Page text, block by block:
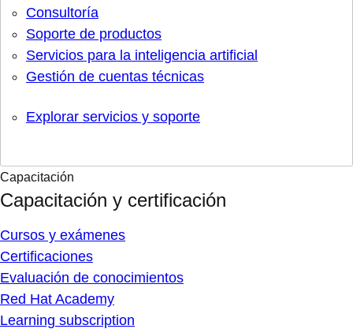
Consultoría
Soporte de productos
Servicios para la inteligencia artificial
Gestión de cuentas técnicas
Explorar servicios y soporte
Capacitación
Capacitación y certificación
Cursos y exámenes
Certificaciones
Evaluación de conocimientos
Red Hat Academy
Learning subscription